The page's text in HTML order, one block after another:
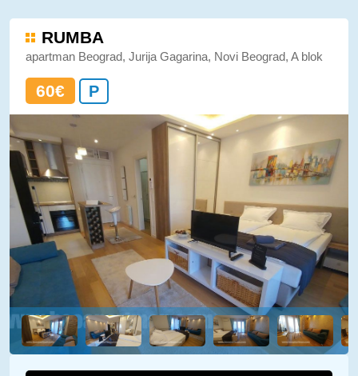
RUMBA
apartman Beograd, Jurija Gagarina, Novi Beograd, A blok
60€ P